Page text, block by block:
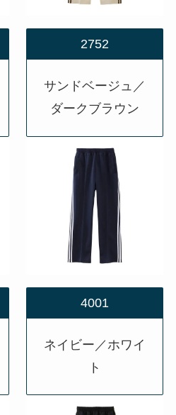
2752
サンドベージュ／
ダークブラウン
4001
ネイビー／ホワイ
ト